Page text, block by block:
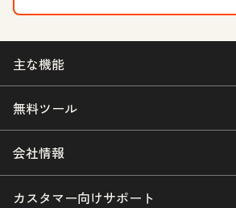
主な機能
無料ツール
会社情報
カスタマー向けサポート